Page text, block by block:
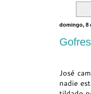
domingo, 8
José
nadie